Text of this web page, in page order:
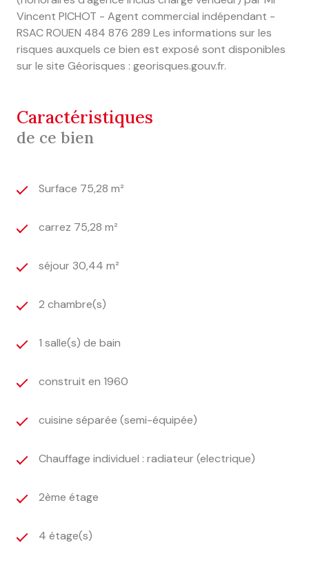
Vincent PICHOT - Agent commercial indépendant -
RSAC ROUEN 484 876 289 Les informations sur les
risques auxquels ce bien est exposé sont disponibles
sur le site Géorisques : georisques.gouv.fr.
caractéristiques
de ce bien
Surface 75,28 m²
carrez 75,28 m²
séjour 30,44 m²
2 chambre(s)
1 salle(s) de bain
construit en 1960
cuisine séparée (semi-équipée)
Chauffage individuel : radiateur (electrique)
2ème étage
4 étage(s)